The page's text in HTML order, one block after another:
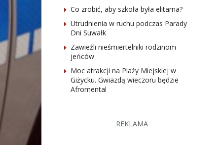
Co zrobić, aby szkoła była elitarna?
Utrudnienia w ruchu podczas Parady
Dni Suwałk
Zawieźli nieśmiertelniki rodzinom
jeńców
Moc atrakcji na Plaży Miejskiej w
Giżycku. Gwiazdą wieczoru będzie
Afromental
REKLAMA